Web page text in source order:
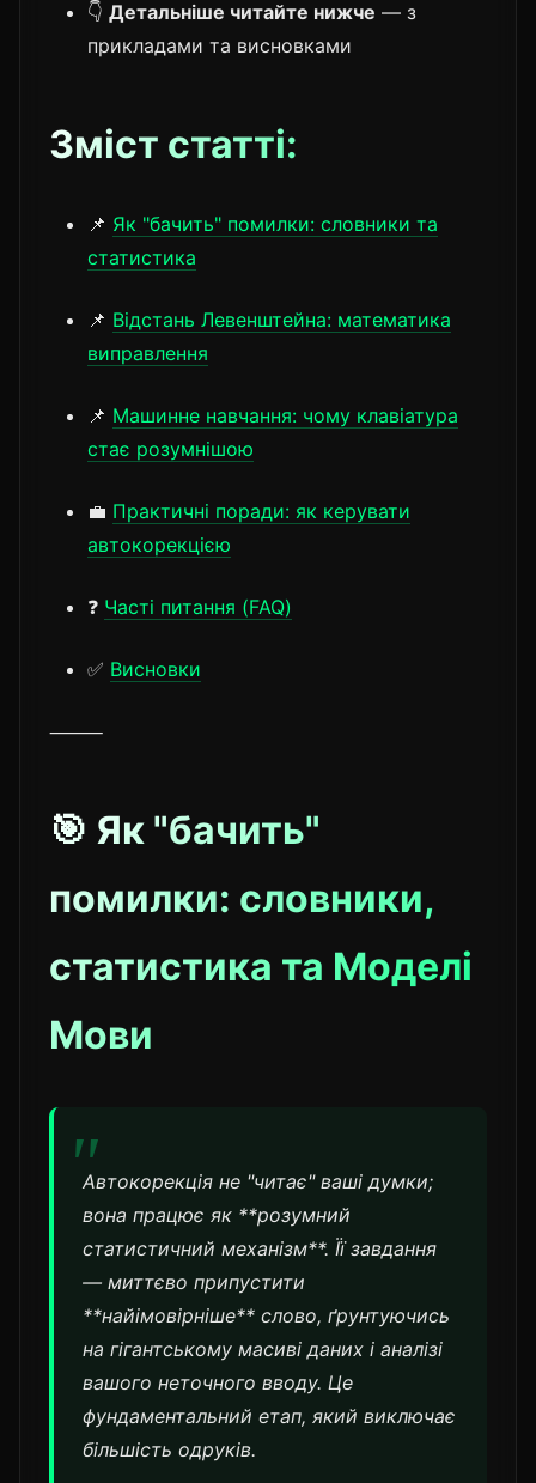
👇 Детальніше читайте нижче — з
прикладами та висновками
Зміст статті:
📌 Як "бачить" помилки: словники та
статистика
📌 Відстань Левенштейна: математика
виправлення
📌 Машинне навчання: чому клавіатура
стає розумнішою
💼 Практичні поради: як керувати
автокорекцією
❓ Часті питання (FAQ)
✅ Висновки
⸻
🎯 Як "бачить"
помилки: словники,
статистика та Моделі
Мови
Автокорекція не "читає" ваші думки;
вона працює як **розумний
статистичний механізм**. Її завдання
— миттєво припустити
**найімовірніше** слово, ґрунтуючись
на гігантському масиві даних і аналізі
вашого неточного вводу. Це
фундаментальний етап, який виключає
більшість одруків.